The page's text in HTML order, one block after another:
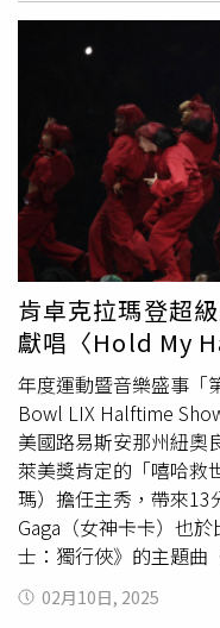
治病後下船，帳單154
1000，大醫院門診有
7200元，
黑豹這樣大概
何看4個醫師，丹妮婊
豹，要多喝水，我都有
黑豹
就是覺得我很囉
喝就是不喝。我真的很
完全沒有好轉，一直反
掛了門診，抽血照X光
用英文問黑豹，「你有
只多喝一口而已，一天
嚇他，再不喝水就腎衰
註：吃這麼多藥物，一
會邁向康復）。」丹妮
到，回飯店後開始拿起
定要一腳把他們踢進棺
沒關係，她不想囉嗦，
國，「我就拿著我的綠
妮婊姐氣到跟朋友分享
友聽了笑說，「離婚原
肯卓克拉瑪登超
獻唱〈Hold My
年度運動暨音樂盛事「
Bowl LIX Halftime
美國路易斯安那州紐奧
萊美獎肯定的「嘻哈救
瑪）擔任主秀，帶來13
Gaga（女神卡卡）也
士：獨行俠》的主題曲
輛衝撞攻擊事件的罹難
邊白帽，在紐奧良的波
02月10日, 2025